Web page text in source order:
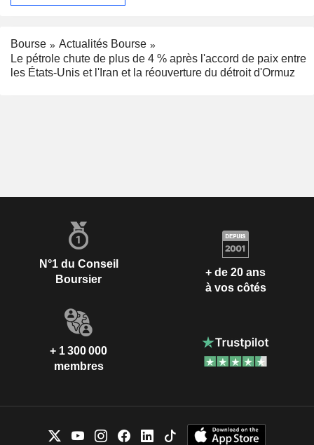
Bourse
Actualités Bourse
Le pétrole chute de plus de 4 % après l'accord de paix entre
les États-Unis et l'Iran et la réouverture du détroit d'Ormuz
N°1 du Conseil
Boursier
+ de 20 ans
à vos côtés
+ 1 300 000
membres